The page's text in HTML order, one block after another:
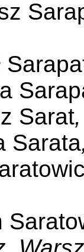
Sarat
Sarata